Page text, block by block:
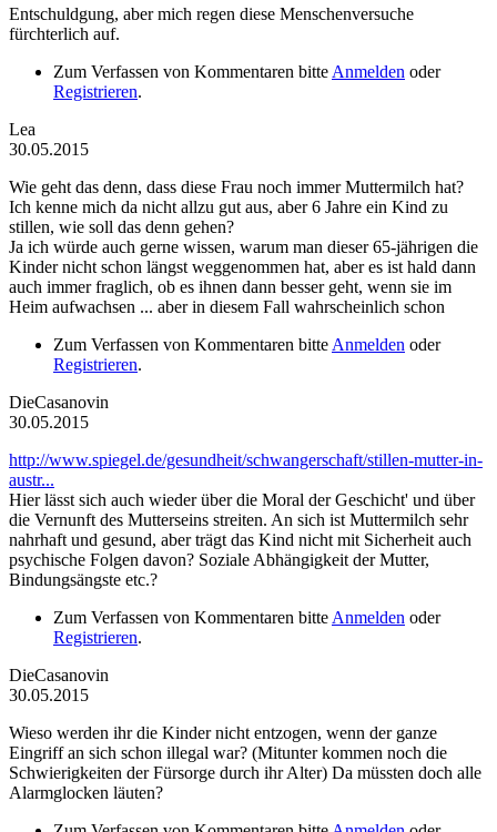
Entschuldgung, aber mich regen diese Menschenversuche
fürchterlich auf.
Zum Verfassen von Kommentaren bitte Anmelden oder
Registrieren.
Lea
30.05.2015
Wie geht das denn, dass diese Frau noch immer Muttermilch hat?
Ich kenne mich da nicht allzu gut aus, aber 6 Jahre ein Kind zu
stillen, wie soll das denn gehen?
Ja ich würde auch gerne wissen, warum man dieser 65-jährigen die
Kinder nicht schon längst weggenommen hat, aber es ist hald dann
auch immer fraglich, ob es ihnen dann besser geht, wenn sie im
Heim aufwachsen ... aber in diesem Fall wahrscheinlich schon
Zum Verfassen von Kommentaren bitte Anmelden oder
Registrieren.
DieCasanovin
30.05.2015
http://www.spiegel.de/gesundheit/schwangerschaft/stillen-mutter-in-
austr...
Hier lässt sich auch wieder über die Moral der Geschicht' und über
die Vernunft des Mutterseins streiten. An sich ist Muttermilch sehr
nahrhaft und gesund, aber trägt das Kind nicht mit Sicherheit auch
psychische Folgen davon? Soziale Abhängigkeit der Mutter,
Bindungsängste etc.?
Zum Verfassen von Kommentaren bitte Anmelden oder
Registrieren.
DieCasanovin
30.05.2015
Wieso werden ihr die Kinder nicht entzogen, wenn der ganze
Eingriff an sich schon illegal war? (Mitunter kommen noch die
Schwierigkeiten der Fürsorge durch ihr Alter) Da müssten doch alle
Alarmglocken läuten?